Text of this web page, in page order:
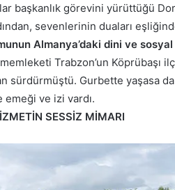
başkanlık görevini yürüttüğü
sevenlerinin duaları
Almanya’daki dini ve
memleketi Trabzon’un Köprübaşı
sürdürmüştü. Gurbette yaşasa
emeği ve izi vardı.
SESSİZ MİMARI